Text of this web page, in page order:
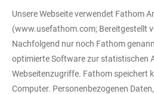
Unsere Webseite verwendet Fathom
(www.usefathom.com; Bereitgestellt
Nachfolgend nur noch Fathom
optimierte Software zur statistischen
Webseitenzugriffe. Fathom speichert
Computer. Personenbezogenen